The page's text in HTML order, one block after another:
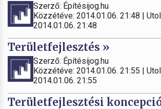
Szerző: Építésijog.hu
Közzétéve: 2014.01.06. 21:48 |
2014.01.06. 21:48
Területfejlesztés »
Szerző: Építésijog.hu
Közzétéve: 2014.01.06. 21:55 |
2014.01.06. 21:55
Területfejlesztési